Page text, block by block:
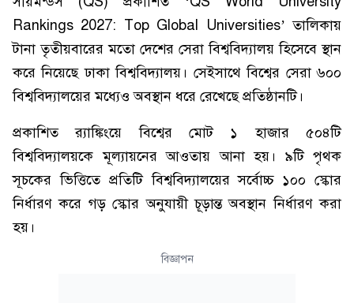
Rankings 2027: Top Global Universities’ তালিকায়
টানা তৃতীয়বারের মতো দেশের সেরা বিশ্ববিদ্যালয় হিসেবে স্থান
করে নিয়েছে ঢাকা বিশ্ববিদ্যালয়। সেইসাথে বিশ্বের সেরা ৬০০
বিশ্ববিদ্যালয়ের মধ্যেও অবস্থান ধরে রেখেছে প্রতিষ্ঠানটি।
প্রকাশিত র‌্যাঙ্কিংয়ে বিশ্বের মোট ১ হাজার ৫০৪টি
বিশ্ববিদ্যালয়কে মূল্যায়নের আওতায় আনা হয়। ৯টি পৃথক
সূচকের ভিত্তিতে প্রতিটি বিশ্ববিদ্যালয়ের সর্বোচ্চ ১০০ স্কোর
নির্ধারণ করে গড় স্কোর অনুযায়ী চূড়ান্ত অবস্থান নির্ধারণ করা
হয়।
বিজ্ঞাপন